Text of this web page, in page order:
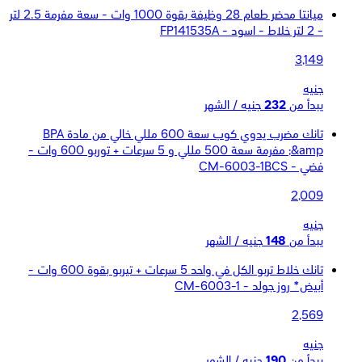
ميانتا محضر طعام 28 وظيفة بقوة 1000 وات - سعة مفرمة 2.5 لتر
- 2 لتر خلاط - اسود - FP141535A
3,149
جنيه
يبدأ من 232 جنيه / الشهر
تانك مضرب يدوي كوب سعة 600 مللي خالي من مادة BPA
&amp; مفرمة سعة 500 مللي و 5 سرعات + توربو 600 وات -
فضي - CM-6003-1BCS
2,009
جنيه
يبدأ من 148 جنيه / الشهر
تانك خلاط تربو الكل في واحد 5 سرعات + تيربو بقوة 600 وات -
أبيض* روز جولد - CM-6003-1
2,569
جنيه